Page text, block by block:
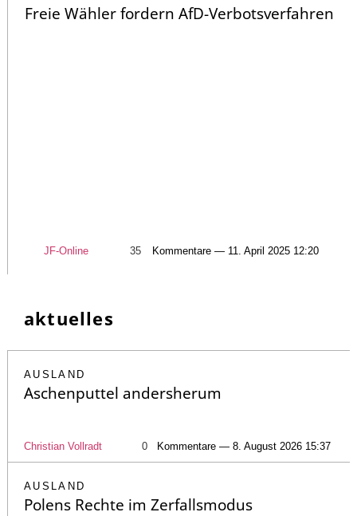
Freie Wähler fordern AfD-Verbotsverfahren
JF-Online 35 Kommentare — 11. April 2025 12:20
aktuelles
AUSLAND
Aschenputtel andersherum
Christian Vollradt 0 Kommentare — 8. August 2026 15:37
AUSLAND
Polens Rechte im Zerfallsmodus